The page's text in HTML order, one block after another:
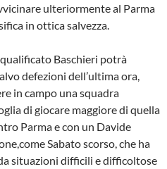
ulteriormente al Parma
in ottica salvezza.
Baschieri potrà
defezioni dell’ultima ora,
in campo una squadra
di giocare maggiore di quella
Parma e con un Davide
Sabato scorso, che ha
situazioni difficili e difficoltose